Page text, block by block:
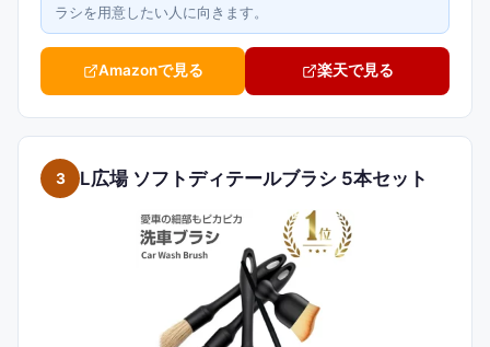
ラシを用意したい人に向きます。
Amazonで見る 楽天で見る
3 L広場 ソフトディテールブラシ 5本セット